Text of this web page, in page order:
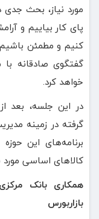
مورد نیاز، بحث
پای کار بیاییم و
کنیم و مطمئن
گفتگوی صادقانه با
خواهد کرد.
در این جلسه، بعد
گرفته در زمینه
برنامه‌های این
کالاهای اساسی
همکاری بانک
بازاربورس